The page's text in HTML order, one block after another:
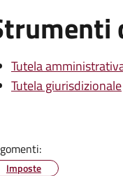
Tutela
Tutela giurisdizionale
Imposte